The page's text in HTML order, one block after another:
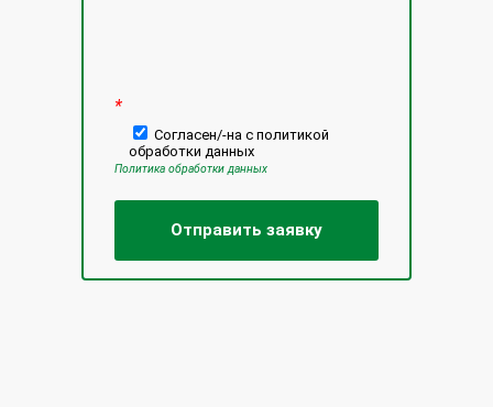
*
Согласен/-на с политикой
обработки данных
Политика обработки данных